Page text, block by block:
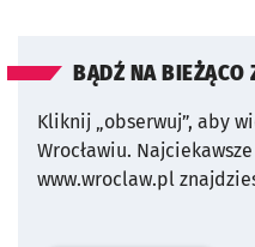
BĄDŹ NA
Kliknij „obserwuj”, aby
Wrocławiu.
www.wroclaw.pl